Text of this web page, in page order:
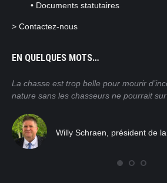
• Documents statutaires
> Contactez-nous
EN QUELQUES MOTS…
La chasse est trop belle pour mourir
nature sans les chasseurs ne pourrait
Willy Schraen, président de